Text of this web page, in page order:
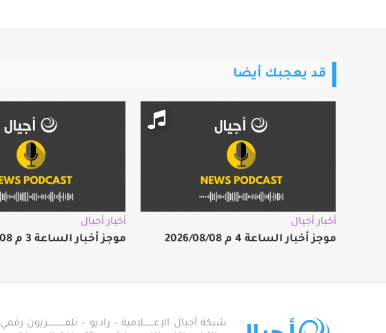
قد يعجبك أيضا
أخبار أجيال
موجز أخبار الساعة 4 م 2026/08/08
أخبار أجيال
موجز أخبار الساعة 3 م 2026/08/08
شبكة أجيال الإعـــــــلامية – راديو – تلفــــــــــــزيون رقمي